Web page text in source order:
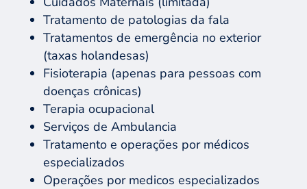
Tratamento de patologias da fala
Tratamentos de emergência no exterior
(taxas holandesas)
Fisioterapia (apenas para pessoas com
doenças crônicas)
Terapia ocupacional
Serviços de Ambulancia
Tratamento e operações por médicos
especializados
Operações por medicos especializados